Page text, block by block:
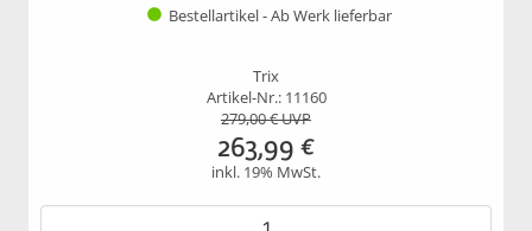
Bestellartikel - Ab Werk lieferbar
Trix
Artikel-Nr.: 11160
279,00€ UVP
263,99 €
inkl. 19% MwSt.